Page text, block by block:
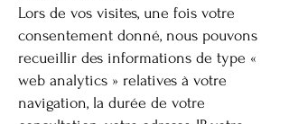
Lors de vos visites, une fois votre
consentement donné, nous pouvons
recueillir des informations de type «
web analytics » relatives à votre
navigation, la durée de votre